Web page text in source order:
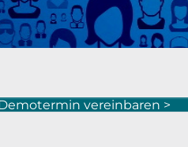
vereinbaren >